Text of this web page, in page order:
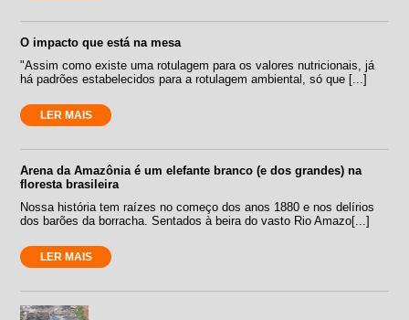
O impacto que está na mesa
"Assim como existe uma rotulagem para os valores nutricionais, já
há padrões estabelecidos para a rotulagem ambiental, só que [...]
LER MAIS
Arena da Amazônia é um elefante branco (e dos grandes) na
floresta brasileira
Nossa história tem raízes no começo dos anos 1880 e nos delírios
dos barões da borracha. Sentados à beira do vasto Rio Amazo[...]
LER MAIS